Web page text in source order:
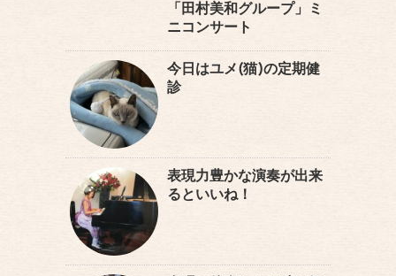
「田村美和グループ」ミ
ニコンサート
今日はユメ(猫)の定期健
診
表現力豊かな演奏が出来
るといいね！